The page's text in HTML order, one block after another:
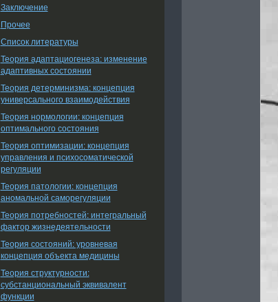
Заключение
Прочее
Список литературы
Теория адаптациогенеза: изменение
адаптивных состоянии
Теория детерминизма: концепция
универсального взаимодействия
Теория нормологии: концепция
оптимального состояния
Теория оптимизации: концепция
управления и психосоматической
регуляции
Теория патологии: концепция
аномальной саморегуляции
Теория потребностей: интегральный
фактор жизнедеятельности
Теория состояний: уровневая
концепция объекта медицины
Теория структурности:
субстанциональный эквивалент
функции